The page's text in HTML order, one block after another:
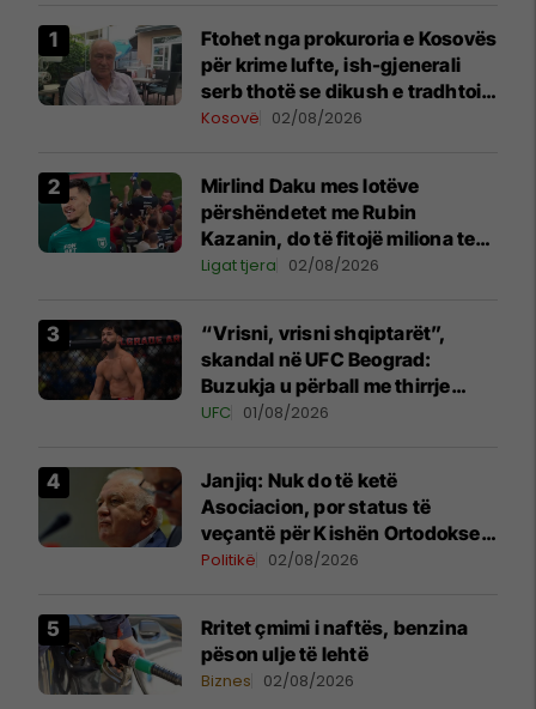
Ftohet nga prokuroria e Kosovës
për krime lufte, ish-gjenerali
serb thotë se dikush e tradhtoi
në Beograd
Kosovë 02/08/2026
Mirlind Daku mes lotëve
përshëndetet me Rubin
Kazanin, do të fitojë miliona te
Spartak Moska
Ligat tjera 02/08/2026
“Vrisni, vrisni shqiptarët”,
skandal në UFC Beograd:
Buzukja u përball me thirrje
anti-shqiptare nga tribunat
UFC 01/08/2026
Janjiq: Nuk do të ketë
Asociacion, por status të
veçantë për Kishën Ortodokse
Serbe në Kosovë
Politikë 02/08/2026
Rritet çmimi i naftës, benzina
pëson ulje të lehtë
Biznes 02/08/2026